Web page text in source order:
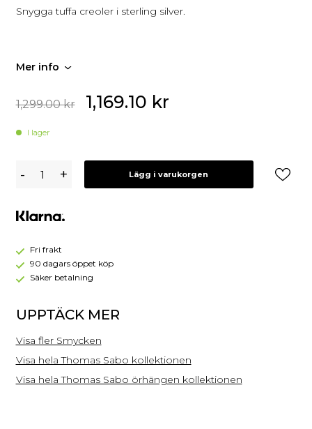
Snygga tuffa creoler i sterling silver.
Mer info
1,299.00kr 1,169.10 kr
I lager
Sabo
Silver
CR641-
21
- + Lägg i varukorgen
Fri frakt
90 dagars öppet köp
Säker betalning
UPPTÄCK MER
Visa fler Smycken
Visa hela Thomas Sabo kollektionen
Visa hela Thomas Sabo örhängen kollektionen